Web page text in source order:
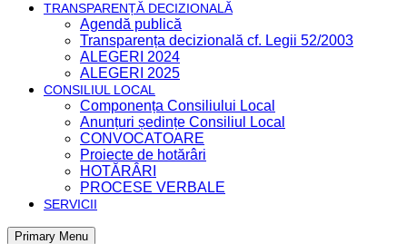
TRANSPARENȚĂ DECIZIONALĂ
Agendă publică
Transparența decizională cf. Legii 52/2003
ALEGERI 2024
ALEGERI 2025
CONSILIUL LOCAL
Componența Consiliului Local
Anunțuri ședințe Consiliul Local
CONVOCATOARE
Proiecte de hotărâri
HOTĂRÂRI
PROCESE VERBALE
SERVICII
Primary Menu